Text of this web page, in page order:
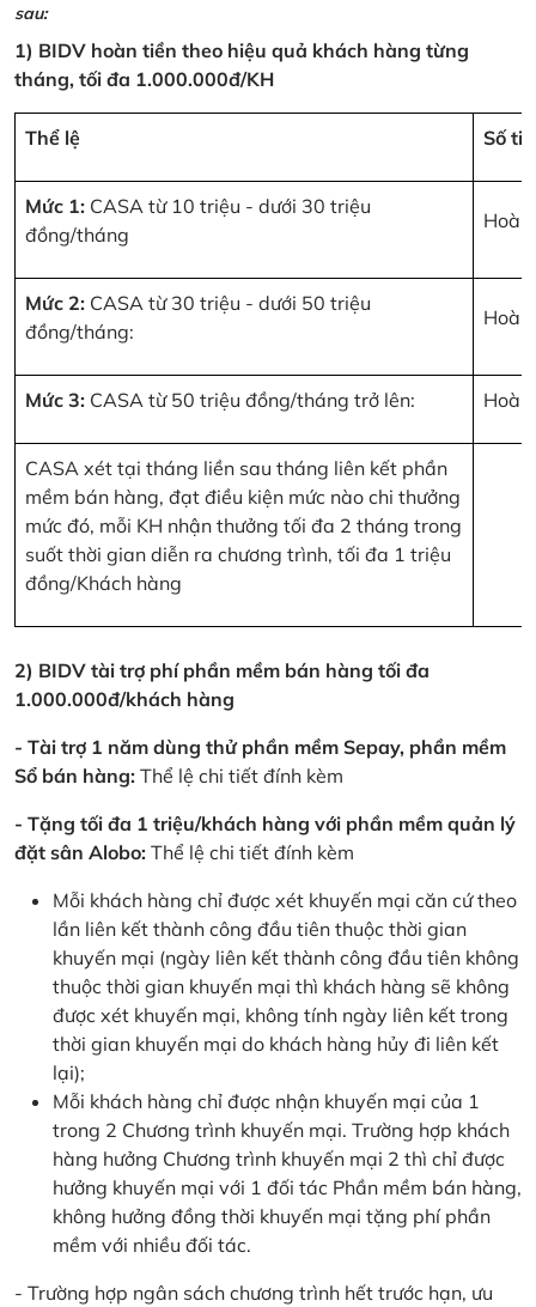
sau:
1) BIDV hoàn tiền theo hiệu quả khách hàng từng
tháng, tối đa 1.000.000đ/KH
Thể lệ Số
Mức 1: CASA từ 10 triệu - dưới 30 triệu
đồng/tháng
Mức 2: CASA từ 30 triệu - dưới 50 triệu
đồng/tháng:
Mức 3: CASA từ 50 triệu đồng/tháng trở lên:
CASA xét tại tháng liền sau tháng liên kết phần
mềm bán hàng, đạt điều kiện mức nào chi thưởng
mức đó, mỗi KH nhận thưởng tối đa 2 tháng trong
suốt thời gian diễn ra chương trình, tối đa 1 triệu
đồng/Khách hàng
2) BIDV tài trợ phí phần mềm bán hàng tối đa
1.000.000đ/khách hàng
- Tài trợ 1 năm dùng thử phần mềm Sepay, phần mềm
Sổ bán hàng: Thể lệ chi tiết đính kèm
- Tặng tối đa 1 triệu/khách hàng với phần mềm quản lý
đặt sân Alobo: Thể lệ chi tiết đính kèm
Mỗi khách hàng chỉ được xét khuyến mại căn cứ theo
lần liên kết thành công đầu tiên thuộc thời gian
khuyến mại (ngày liên kết thành công đầu tiên không
thuộc thời gian khuyến mại thì khách hàng sẽ không
được xét khuyến mại, không tính ngày liên kết trong
thời gian khuyến mại do khách hàng hủy đi liên kết
lại);
Mỗi khách hàng chỉ được nhận khuyến mại của 1
trong 2 Chương trình khuyến mại. Trường hợp khách
hàng hưởng Chương trình khuyến mại 2 thì chỉ được
hưởng khuyến mại với 1 đối tác Phần mềm bán hàng,
không hưởng đồng thời khuyến mại tặng phí phần
mềm với nhiều đối tác.
- Trường hợp ngân sách chương trình hết trước hạn, ưu